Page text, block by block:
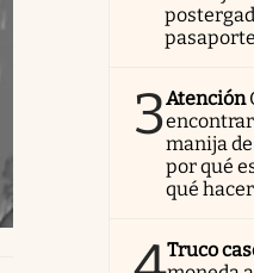
pasaporte
3Atención
manija
por qué
qué hacer
Truco